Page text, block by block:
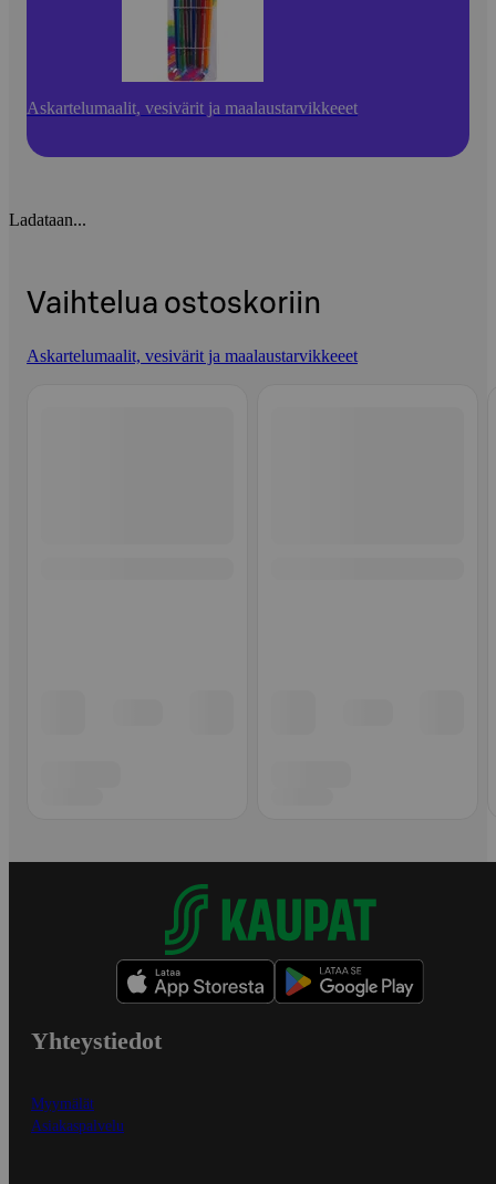
Askartelumaalit, vesivärit ja maalaustarvikkeeet
Ladataan...
Vaihtelua ostoskoriin
Askartelumaalit, vesivärit ja maalaustarvikkeeet
Yhteystiedot
Myymälät
Asiakaspalvelu